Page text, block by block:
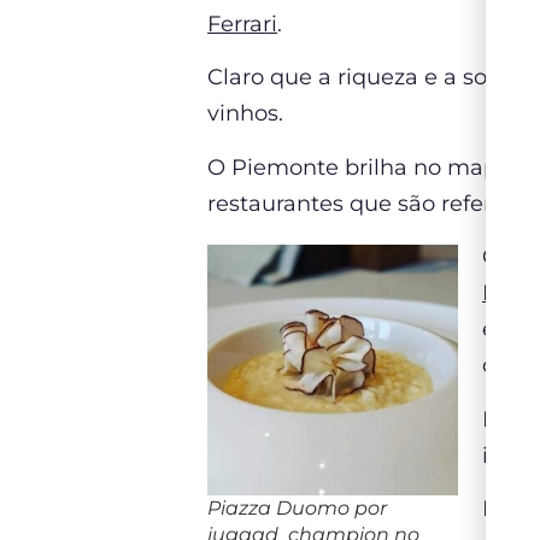
Ferrari.
Claro que a riqueza e a
vinhos.
O Piemonte brilha no mapa
restaurantes que são
Piazza Duomo por
jugaad_champion no
O
chef
isso,
Na